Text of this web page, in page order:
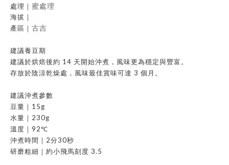
處理 ｜ 蜜處理
海拔 ｜
產區 ｜ 古吉
建議養豆期
建議於烘焙後約 14 天開始沖煮，風味更為穩定與豐富。
存放於陰涼乾燥處，風味最佳賞味可達 3 個月。
建議沖煮參數
豆量｜15g
水量｜230g
溫度｜92℃
沖煮時間｜2分30秒
研磨粗細｜約小飛馬刻度 3.5